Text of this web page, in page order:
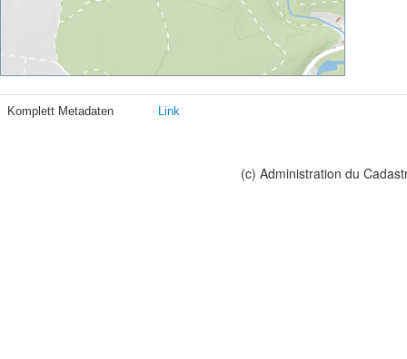
Komplett Metadaten Link
(c) Administration du